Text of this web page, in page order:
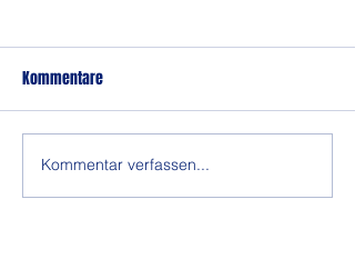
Tapfer gekämpft
Kommentare
Kommentar verfassen...